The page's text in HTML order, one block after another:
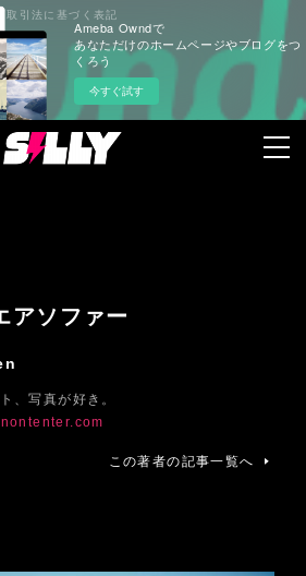
Ameba Owndで
あなただけのホームページやブログをつ
くろう
今すぐ試す
アソファー
、写真が好き。
この著者の記事一覧へ
取引法に基づく表記